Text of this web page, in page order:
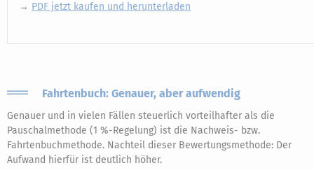
→ PDF jetzt kaufen und herunterladen
Fahrtenbuch: Genauer, aber aufwendig
Genauer und in vielen Fällen steuerlich vorteilhafter als die
Pauschalmethode (1 %-Regelung) ist die Nachweis- bzw.
Fahrtenbuchmethode. Nachteil dieser Bewertungsmethode: Der
Aufwand hierfür ist deutlich höher.